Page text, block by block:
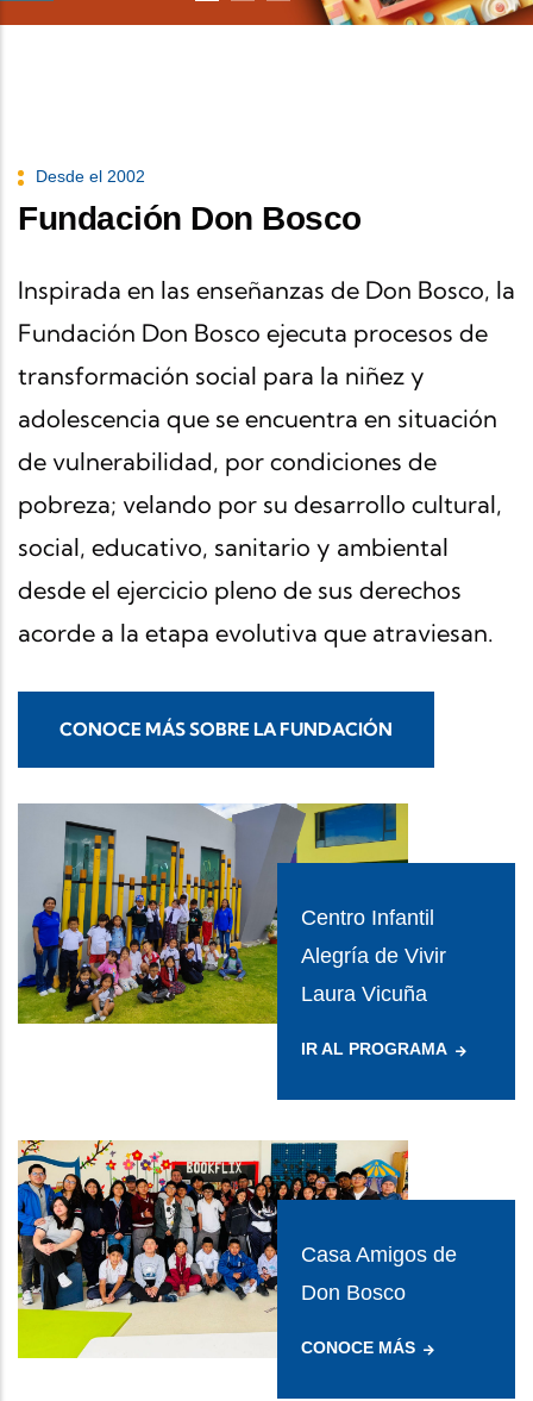
Desde el 2002
Fundación Don Bosco
Inspirada en las enseñanzas de Don Bosco, la
Fundación Don Bosco ejecuta procesos de
transformación social para la niñez y
adolescencia que se encuentra en situación
de vulnerabilidad, por condiciones de
pobreza; velando por su desarrollo cultural,
social, educativo, sanitario y ambiental
desde el ejercicio pleno de sus derechos
acorde a la etapa evolutiva que atraviesan.
CONOCE MÁS SOBRE LA FUNDACIÓN
Centro Infantil
Alegría de Vivir
Laura Vicuña
IR AL PROGRAMA
Casa Amigos de
Don Bosco
CONOCE MÁS